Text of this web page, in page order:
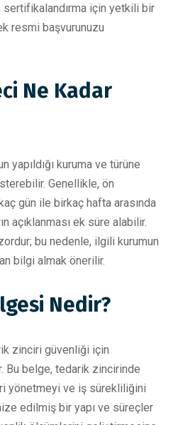
sertifikalandırma için yetkili bir
resmi başvurunuzu
Ne Kadar
yapıldığı kuruma ve türüne
Genellikle, ön
gün ile birkaç hafta arasında
açıklanması ek süre alabilir.
bu nedenle, ilgili kurumun
bilgi almak önerilir.
Nedir?
zinciri güvenliği için
Bu belge, tedarik zincirinde
yönetmeyi ve iş sürekliliğini
edilmiş bir yapı ve süreçler